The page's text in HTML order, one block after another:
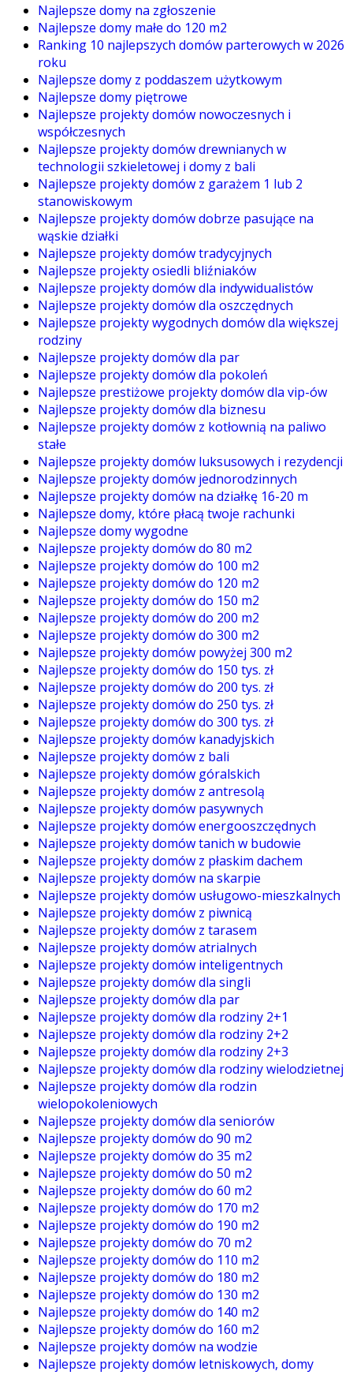
Najlepsze domy na zgłoszenie
Najlepsze domy małe do 120 m2
Ranking 10 najlepszych domów parterowych w 2026
roku
Najlepsze domy z poddaszem użytkowym
Najlepsze domy piętrowe
Najlepsze projekty domów nowoczesnych i
współczesnych
Najlepsze projekty domów drewnianych w
technologii szkieletowej i domy z bali
Najlepsze projekty domów z garażem 1 lub 2
stanowiskowym
Najlepsze projekty domów dobrze pasujące na
wąskie działki
Najlepsze projekty domów tradycyjnych
Najlepsze projekty osiedli bliźniaków
Najlepsze projekty domów dla indywidualistów
Najlepsze projekty domów dla oszczędnych
Najlepsze projekty wygodnych domów dla większej
rodziny
Najlepsze projekty domów dla par
Najlepsze projekty domów dla pokoleń
Najlepsze prestiżowe projekty domów dla vip-ów
Najlepsze projekty domów dla biznesu
Najlepsze projekty domów z kotłownią na paliwo
stałe
Najlepsze projekty domów luksusowych i rezydencji
Najlepsze projekty domów jednorodzinnych
Najlepsze projekty domów na działkę 16-20 m
Najlepsze domy, które płacą twoje rachunki
Najlepsze domy wygodne
Najlepsze projekty domów do 80 m2
Najlepsze projekty domów do 100 m2
Najlepsze projekty domów do 120 m2
Najlepsze projekty domów do 150 m2
Najlepsze projekty domów do 200 m2
Najlepsze projekty domów do 300 m2
Najlepsze projekty domów powyżej 300 m2
Najlepsze projekty domów do 150 tys. zł
Najlepsze projekty domów do 200 tys. zł
Najlepsze projekty domów do 250 tys. zł
Najlepsze projekty domów do 300 tys. zł
Najlepsze projekty domów kanadyjskich
Najlepsze projekty domów z bali
Najlepsze projekty domów góralskich
Najlepsze projekty domów z antresolą
Najlepsze projekty domów pasywnych
Najlepsze projekty domów energooszczędnych
Najlepsze projekty domów tanich w budowie
Najlepsze projekty domów z płaskim dachem
Najlepsze projekty domów na skarpie
Najlepsze projekty domów usługowo-mieszkalnych
Najlepsze projekty domów z piwnicą
Najlepsze projekty domów z tarasem
Najlepsze projekty domów atrialnych
Najlepsze projekty domów inteligentnych
Najlepsze projekty domów dla singli
Najlepsze projekty domów dla par
Najlepsze projekty domów dla rodziny 2+1
Najlepsze projekty domów dla rodziny 2+2
Najlepsze projekty domów dla rodziny 2+3
Najlepsze projekty domów dla rodziny wielodzietnej
Najlepsze projekty domów dla rodzin
wielopokoleniowych
Najlepsze projekty domów dla seniorów
Najlepsze projekty domów do 90 m2
Najlepsze projekty domów do 35 m2
Najlepsze projekty domów do 50 m2
Najlepsze projekty domów do 60 m2
Najlepsze projekty domów do 170 m2
Najlepsze projekty domów do 190 m2
Najlepsze projekty domów do 70 m2
Najlepsze projekty domów do 110 m2
Najlepsze projekty domów do 180 m2
Najlepsze projekty domów do 130 m2
Najlepsze projekty domów do 140 m2
Najlepsze projekty domów do 160 m2
Najlepsze projekty domów na wodzie
Najlepsze projekty domów letniskowych, domy